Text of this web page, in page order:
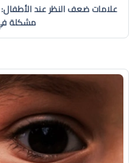
علامات ضعف النظر عند
مشكلة